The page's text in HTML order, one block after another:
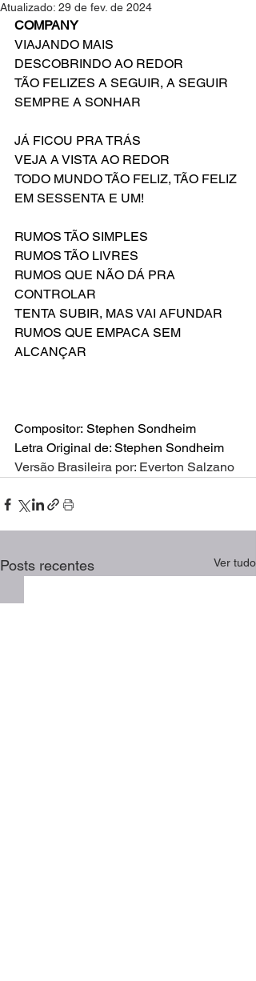
Atualizado: 29 de fev. de 2024
COMPANY
VIAJANDO MAIS
DESCOBRINDO AO REDOR
TÃO FELIZES A SEGUIR, A SEGUIR
SEMPRE A SONHAR
JÁ FICOU PRA TRÁS
VEJA A VISTA AO REDOR
TODO MUNDO TÃO FELIZ, TÃO FELIZ
EM SESSENTA E UM!
RUMOS TÃO SIMPLES
RUMOS TÃO LIVRES
RUMOS QUE NÃO DÁ PRA
CONTROLAR
TENTA SUBIR, MAS VAI AFUNDAR
RUMOS QUE EMPACA SEM
ALCANÇAR
Compositor: Stephen Sondheim
Letra Original de: Stephen Sondheim
Versão Brasileira por: Everton Salzano
Posts recentes Ver tudo